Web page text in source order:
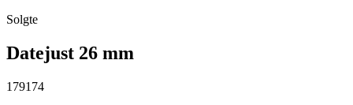
Solgte
Datejust 26 mm
179174